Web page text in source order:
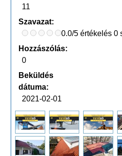
11
Szavazat:
0.0/5 értékelés 0
Hozzászólás:
0
Beküldés
dátuma:
2021-02-01